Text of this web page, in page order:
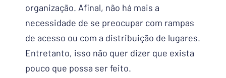
organização. Afinal, não há mais a
necessidade de se preocupar com rampas
de acesso ou com a distribuição de lugares.
Entretanto, isso não quer dizer que exista
pouco que possa ser feito.